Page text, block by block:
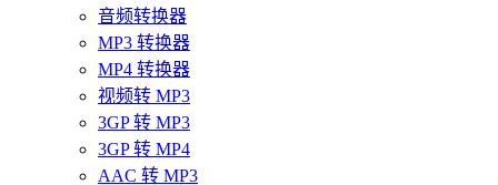
音频转换器
MP3 转换器
MP4 转换器
视频转 MP3
3GP 转 MP3
3GP 转 MP4
AAC 转 MP3